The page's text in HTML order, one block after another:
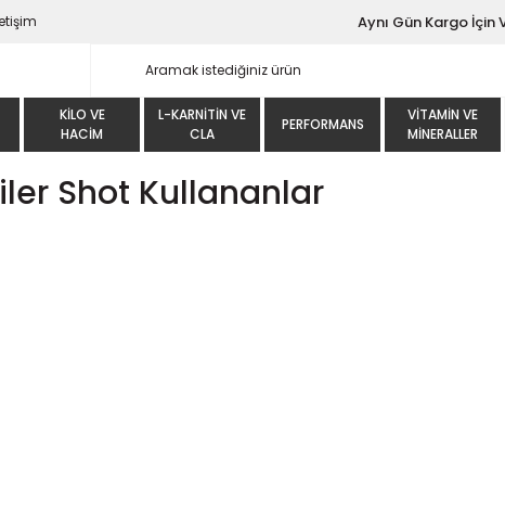
Aynı Gün Kargo İçin
KILO VE
HACIM
L-KARNITIN VE
CLA
PERFORMANS
VITAMIN VE
MINERALLER
Shot Kullananlar